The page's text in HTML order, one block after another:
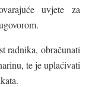
uvjete za
radnika, obračunati
te je uplaćivati